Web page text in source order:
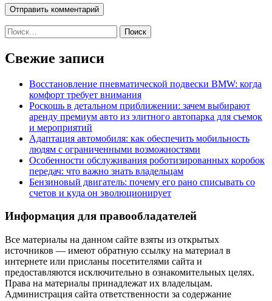
Найти:
Свежие записи
Восстановление пневматической подвески BMW: когда
комфорт требует внимания
Роскошь в детальном приближении: зачем выбирают
аренду премиум авто из элитного автопарка для съемок
и мероприятий
Адаптация автомобиля: как обеспечить мобильность
людям с ограниченными возможностями
Особенности обслуживания роботизированных коробок
передач: что важно знать владельцам
Бензиновый двигатель: почему его рано списывать со
счетов и куда он эволюционирует
Информация для правообладателей
Все материалы на данном сайте взяты из открытых
источников — имеют обратную ссылку на материал в
интернете или присланы посетителями сайта и
предоставляются исключительно в ознакомительных целях.
Права на материалы принадлежат их владельцам.
Администрация сайта ответственности за содержание